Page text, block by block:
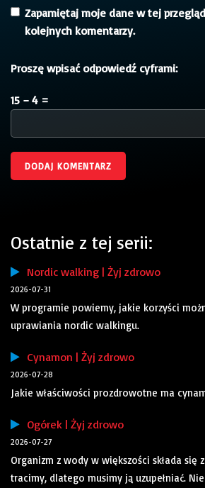
Zapamiętaj moje dane w tej
kolejnych komentarzy.
Proszę wpisać odpowiedź cyframi:
15 − 4 =
Ostatnie z tej serii:
Nordic walking | Żyj zdrowo
2026-07-31
W programie powiemy, jakie korzyści
uprawiania nordic walkingu.
Cynamon | Żyj zdrowo
2026-07-28
Jakie właściwości prozdrowotne ma
Ogórek | Żyj zdrowo
2026-07-27
Organizm z wody w większości składa się
tracimy, dlatego musimy ją uzupełniać.